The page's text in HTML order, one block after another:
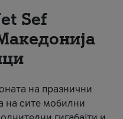
Sеf
на празнични
на сите мобилни